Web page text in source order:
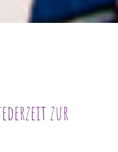
zur